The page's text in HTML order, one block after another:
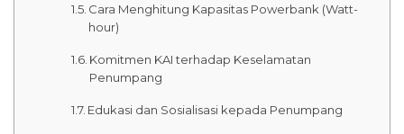
Cara Menghitung Kapasitas Powerbank (Watt-
hour)
Komitmen KAI terhadap Keselamatan
Penumpang
Edukasi dan Sosialisasi kepada Penumpang